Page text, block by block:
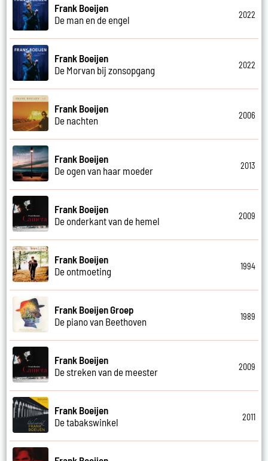
Frank Boeijen
De man en de engel
2022
Frank Boeijen
De Morvan bij zonsopgang
2022
Frank Boeijen
De nachten
2006
Frank Boeijen
De ogen van haar moeder
2013
Frank Boeijen
De onderkant van de hemel
2009
Frank Boeijen
De ontmoeting
1994
Frank Boeijen Groep
De piano van Beethoven
1989
Frank Boeijen
De streken van de meester
2009
Frank Boeijen
De tabakswinkel
2011